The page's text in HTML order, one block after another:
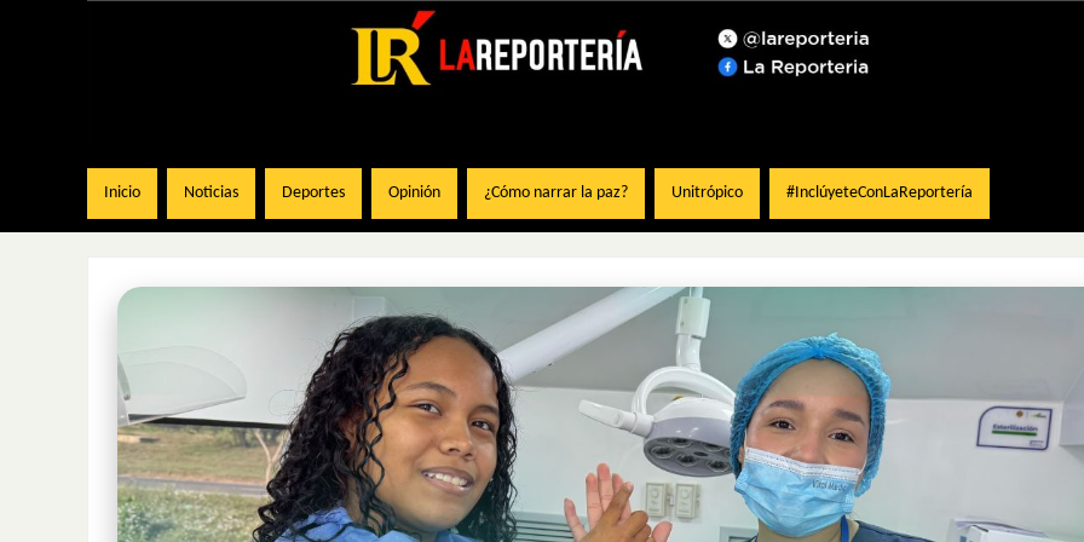
Inicio Noticias Deportes Opinión ¿Cómo narrar la paz? Unitrópico #InclúyeteConLaReportería